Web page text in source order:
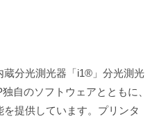
分光測光器「i1®」分光測光
自のソフトウェアとともに、
提供しています。プリンタ